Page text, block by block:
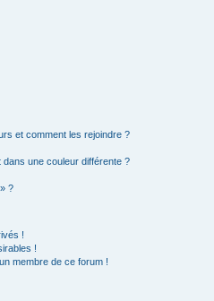
et comment les rejoindre ?
une couleur différente ?
?
!
!
membre de ce forum !